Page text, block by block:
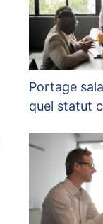
Portage
quel statut